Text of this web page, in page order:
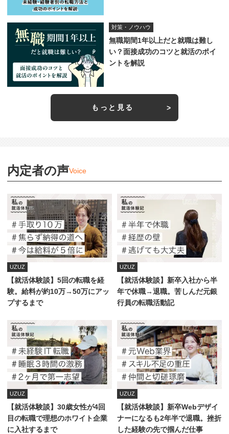
対策・ノウハウ
無職期間1年以上だと就職は難し
い？面接成功のコツと就活のポイ
ントを解説
もっと見る
内定者の声Voice
UZUZ
【就活体験談】5回の転職を経
験。給料が約10万→50万にアッ
プするまで
UZUZ
【就活体験談】新卒入社から半
年で休職→退職。苦しんだ元銀
行員の転職活動記
UZUZ
【就活体験談】30歳女性が4回
目の転職で理想のホワイト企業
に入社するまで
UZUZ
【就活体験談】新卒Webデザイ
ナーになるも2年半で退職。挫折
した経験の先で掴んだ仕事